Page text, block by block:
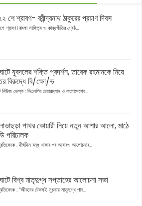
শ্রাবণ- রবীন্দ্রনাথ ঠাকুরের প্রয়াণ দিবস
শ্রাবণ। বাংলা সাহিত্য ও কাব্যগীতির শ্রেষ্ঠ...
যুবদলের শক্তি প্রদর্শন, তারেক রহমানকে নিয়ে
বিরুদ্ধে বি/ক্ষো/ভ
নিউজ ডেস্ক : বিএনপির চেয়ারম্যান ও বাংলাদেশের...
পাথর কোয়ারী নিয়ে নতুন আশার আলো, মাঠে
পরিচালক
: দীর্ঘদিন বন্ধ থাকার পর আবারও আলোচনার...
বিশ্ব মাতৃদুগ্ধ সপ্তাহের আলোচনা সভা
: “জীবনের টেকসই সূচনায় মাতৃদুগ্ধ পান...